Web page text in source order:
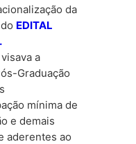
da
EDITAL
a
Graduação
mínima de
e demais
aderentes ao